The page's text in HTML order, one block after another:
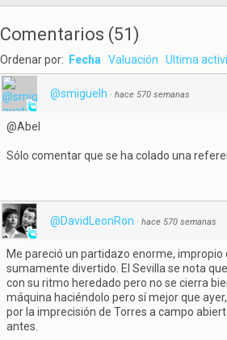
Comentarios (51)
Ordenar por: Fecha Valuación Ultima
@smiguelh · hace 570 semanas
@Abel
Sólo comentar que se ha colado una
@DavidLeonRon · hace 570 semanas
Me pareció un partidazo enorme, impropio
sumamente divertido. El Sevilla se nota
con su ritmo heredado pero no se cierra
máquina haciéndolo pero sí mejor que
por la imprecisión de Torres a campo
antes.